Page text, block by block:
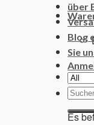
Es
über
Blog
Sie
nach: